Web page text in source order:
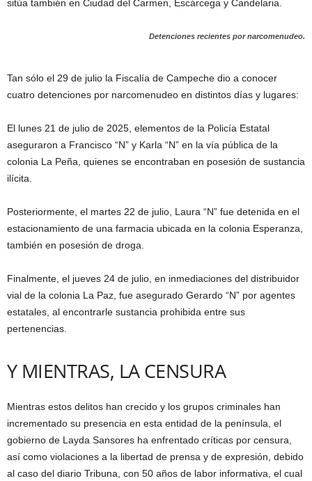
sitúa también en Ciudad del Carmen, Escárcega y Candelaria.
Detenciones recientes por narcomenudeo.
Tan sólo el 29 de julio la Fiscalía de Campeche dio a conocer
cuatro detenciones por narcomenudeo en distintos días y lugares:
El lunes 21 de julio de 2025, elementos de la Policía Estatal
aseguraron a Francisco “N” y Karla “N” en la vía pública de la
colonia La Peña, quienes se encontraban en posesión de sustancia
ilícita.
Posteriormente, el martes 22 de julio, Laura “N” fue detenida en el
estacionamiento de una farmacia ubicada en la colonia Esperanza,
también en posesión de droga.
Finalmente, el jueves 24 de julio, en inmediaciones del distribuidor
vial de la colonia La Paz, fue asegurado Gerardo “N” por agentes
estatales, al encontrarle sustancia prohibida entre sus
pertenencias.
Y MIENTRAS, LA CENSURA
Mientras estos delitos han crecido y los grupos criminales han
incrementado su presencia en esta entidad de la península, el
gobierno de Layda Sansores ha enfrentado críticas por censura,
así como violaciones a la libertad de prensa y de expresión, debido
al caso del diario Tribuna, con 50 años de labor informativa, el cual